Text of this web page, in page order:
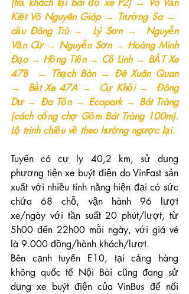
(trả khách tại bãi đỗ xe P2) → Võ Văn
Kiệt Võ Nguyên Giáp → Trường Sa →
cầu Đông Trù →  Lý Sơn →  Nguyễn
Văn Cừ → Nguyễn Sơn → Hoàng Minh
Đạo → Hồng Tiến → Cổ Linh → BẮT Xe
47B  → Thạch Bàn → Đê Xuân Quan
→  Bắt Xe 47A →  Cự Khối →  Đông
Dư → Đa Tốn → Ecopark → Bát Tràng
(cách cổng chợ Gốm Bát Tràng 100m).
Lộ trình chiều về theo hướng ngược lại.
Tuyến có cự ly 40,2 km, sử dụng
phương tiện xe buýt điện do VinFast sản
xuất với nhiều tính năng hiện đại có sức
chứa 68 chỗ, vận hành 96 lượt
xe/ngày với tần suất 20 phút/lượt, từ
5h00 đến 22h00 mỗi ngày, với giá vé
là 9.000 đồng/hành khách/lượt.
Bên cạnh tuyến E10, tại cảng hàng
không quốc tế Nội Bài cũng đang sử
dụng xe buýt điện của VinBus để nối